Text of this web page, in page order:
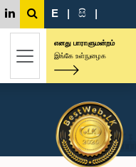
E | සි |
எனது பாராளுமன்றம்
இங்கே உள்நுழைக